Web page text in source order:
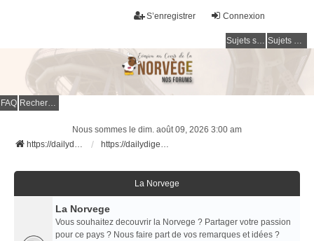
Connexion
S’enregistrer
Sujets sans réponse Sujets actifs
FAQ Rechercher
Nous sommes le dim. août 09, 2026 3:00 am
https://dailydigesthub.com
https://dailydigesthub.com
La Norvege
La Norvege
Vous souhaitez decouvrir la Norvege ? Partager votre passion
pour ce pays ? Nous faire part de vos remarques et idées ?